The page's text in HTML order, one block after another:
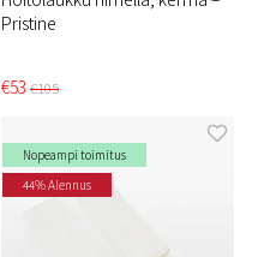
Pristine
€53 €105
Nopeampi toimitus
44% Alennus